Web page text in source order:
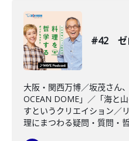
#42 ゼ
大阪・関西万博／坂茂さん
OCEAN DOME」／「海と
すというクリエイション／
理にまつわる疑問・質問・